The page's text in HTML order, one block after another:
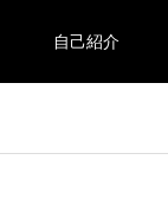
自己紹介